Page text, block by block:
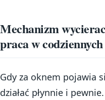
Mechanizm
praca w
Gdy za oknem pojawia
działać płynnie i